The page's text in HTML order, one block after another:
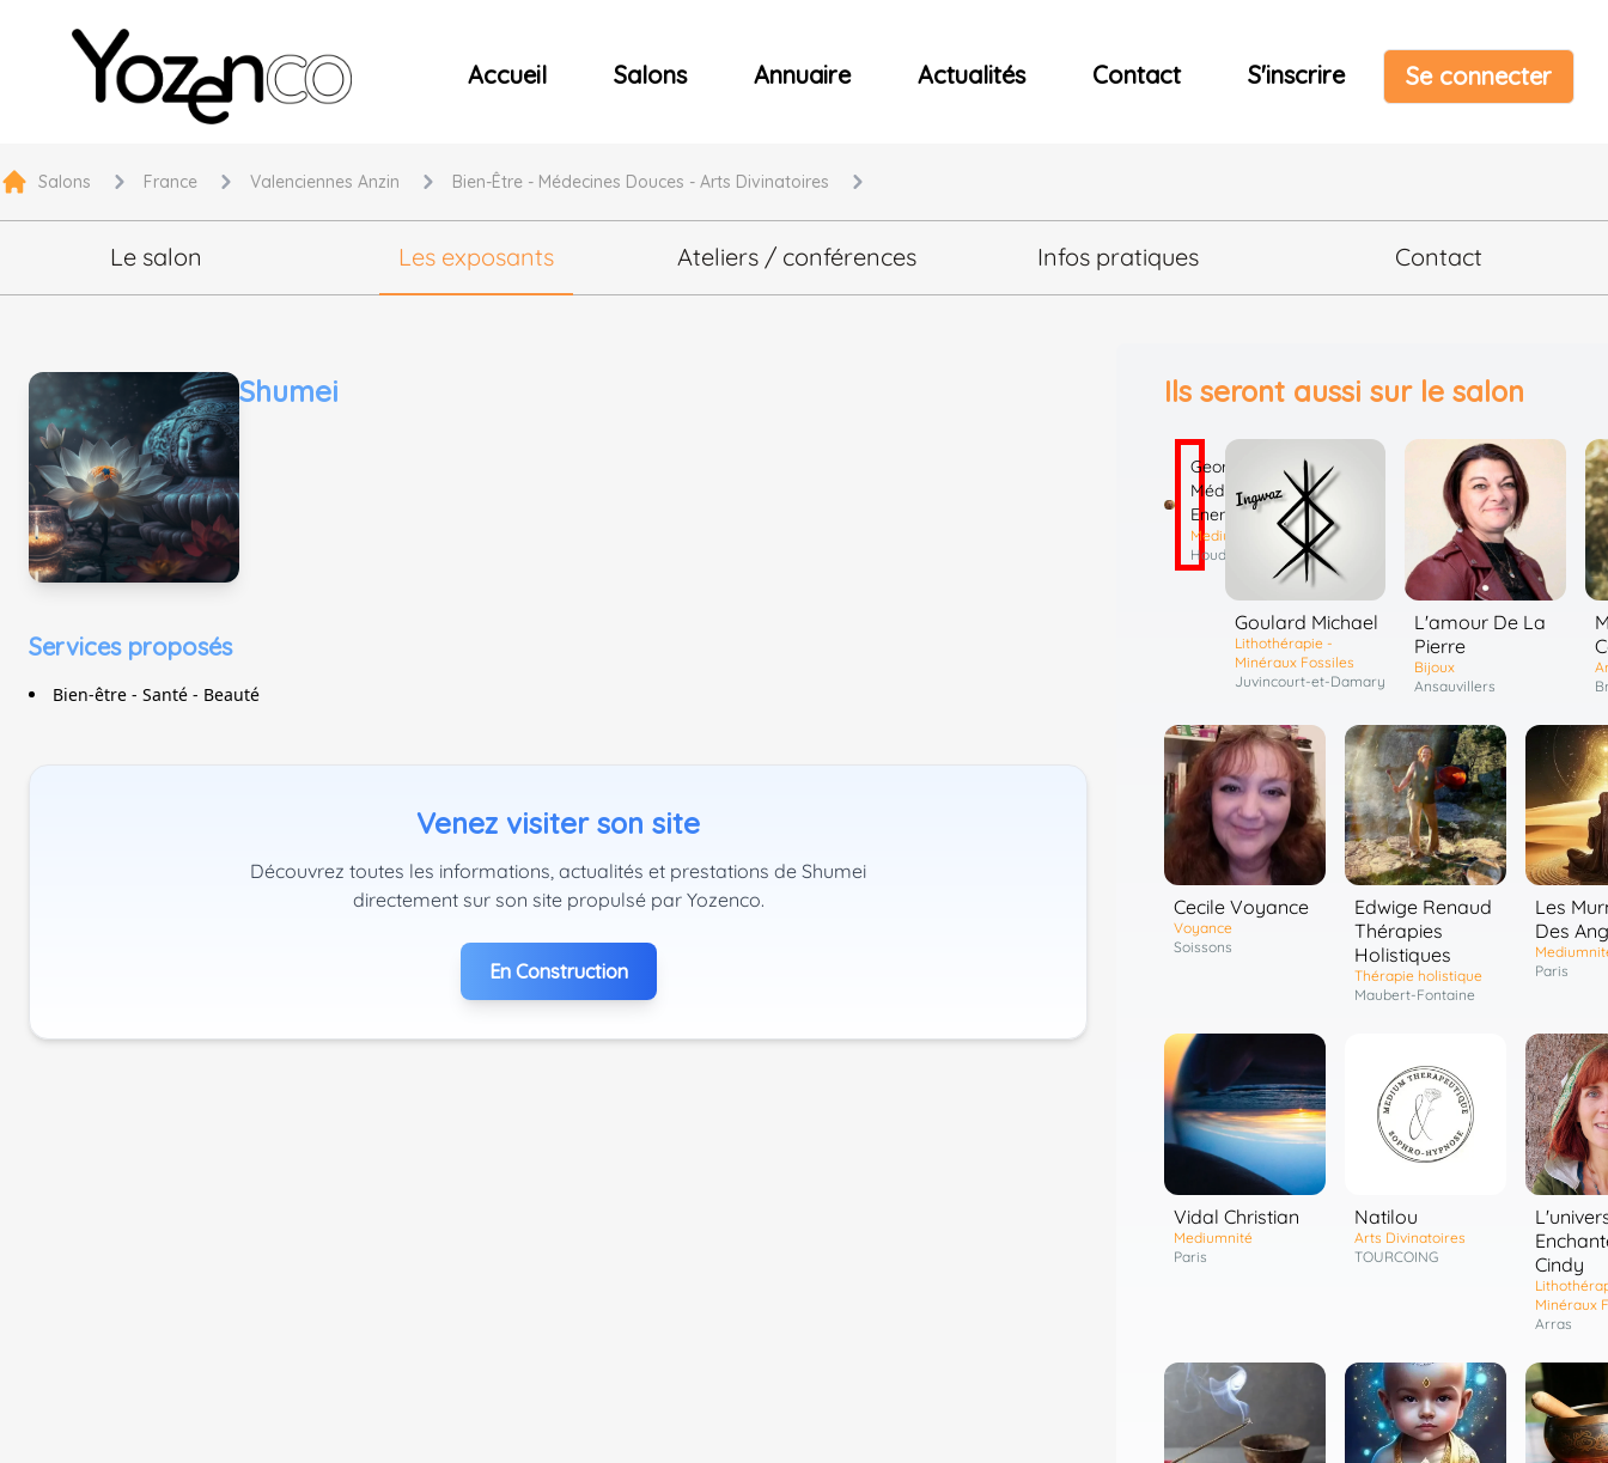
Yozenco - Organisateur de Salons, Evénements et Concerts
Accueil Salons Annuaire Actualités Contact S'inscrire Se connecter
Salons France Valenciennes Anzin Bien-Être - Médecines Douces - Arts Divinatoires
Le salon Les exposants Ateliers / conférences Infos pratiques Contact
Shumei
Services proposés
Bien-être - Santé - Beauté
Venez visiter son site
Découvrez toutes les informations, actualités et prestations de Shumei
directement sur son site propulsé par Yozenco.
En Construction
Ils seront aussi sur le salon
Georges
Médium
Energies
Mediumnité
Houdain
Goulard Michael
Lithothérapie -
Minéraux Fossiles
Juvincourt-et-Damary
L'amour De La
Pierre
Bijoux
Ansauvillers
Cecile Voyance
Voyance
Soissons
Edwige Renaud
Thérapies
Holistiques
Thérapie holistique
Maubert-Fontaine
Les
Des
Paris
Vidal Christian
Mediumnité
Paris
Natilou
Arts Divinatoires
TOURCOING
Cindy
Minéraux
Arras